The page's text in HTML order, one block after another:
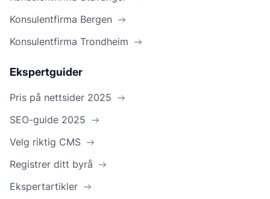
Konsulentfirma Bergen
Konsulentfirma Trondheim
Ekspertguider
Pris på nettsider 2025
SEO-guide 2025
Velg riktig CMS
Registrer ditt byrå
Ekspertartikler